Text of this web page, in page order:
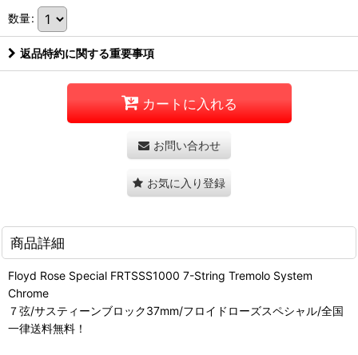
数量:
返品特約に関する重要事項
カートに入れる
お問い合わせ
お気に入り登録
商品詳細
Floyd Rose Special FRTSSS1000 7-String Tremolo System
Chrome
７弦/サスティーンブロック37mm/フロイドローズスペシャル/全国
一律送料無料！